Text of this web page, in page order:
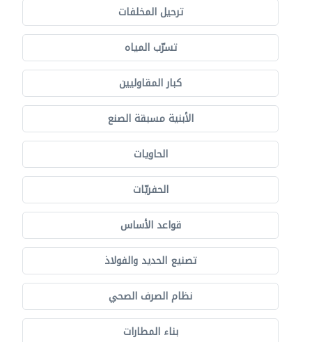
ترحيل المخلفات
تسرّب المياه
كبار المقاوليين
الأبنية مسبقة الصنع
الحاويات
الحفريّات
قواعد الأساس
تصنيع الحديد والفولاذ
نظام الصرف الصحي
بناء المطارات